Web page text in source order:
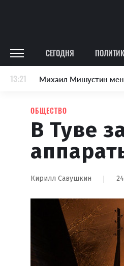
СЕГОДНЯ
13:21 Михаил Мишустин
ОБЩЕСТВО
В Туве
Кирилл Савушкин